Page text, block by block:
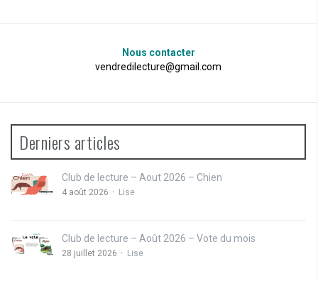
Nous contacter
vendredilecture@gmail.com
Derniers articles
Club de lecture – Aout 2026 – Chien
4 août 2026 Lise
Club de lecture – Août 2026 – Vote du mois
28 juillet 2026 Lise